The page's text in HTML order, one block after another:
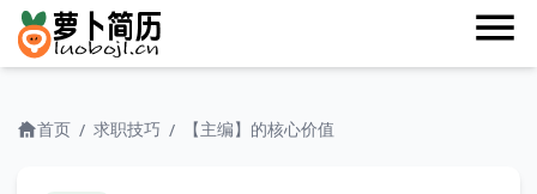
首页 / 求职技巧 / 【主编】的核心价值